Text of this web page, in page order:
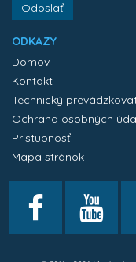
Odoslať
ODKAZY
Domov
Kontakt
Technický
Ochrana osobných
Prístupnosť
Mapa stránok